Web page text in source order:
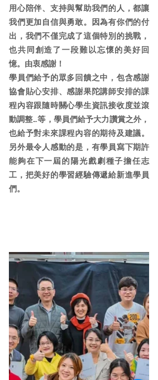
用心陪伴、支持與幫助我們的人，都讓
我們更加自信與勇敢。因為有你們的付
出，我們不僅完成了這個特別的挑戰，
也共同創造了一段難以忘懷的美好回
憶。由衷感謝！
學員們給予的眾多回饋之中，包含感謝
協會貼心安排、感謝果陀講師安排的課
程內容跟隨時關心學生資訊接收度並滾
動調整…等，學員們給予大力讚賞之外，
也給予對未來課程內容的期待及建議。
另外最令人感動的是，有學員寫下期許
能夠在下一屆的陽光戲劇種子擔任志
工，把美好的學習經驗傳遞給新進學員
們。